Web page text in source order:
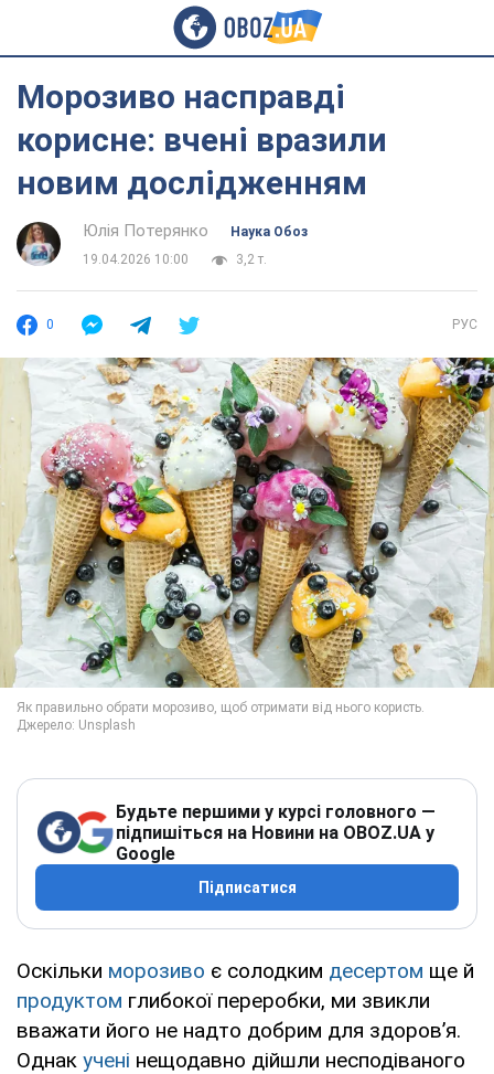
Морозиво насправді
корисне: вчені вразили
новим дослідженням
Юлія Потерянко
Наука Обоз
19.04.2026 10:00
3,2 т.
0 РУС
Будьте першими у курсі головного —
підпишіться на Новини на OBOZ.UA у
Google
Підписатися
Оскільки морозиво є солодким десертом ще й
продуктом глибокої переробки, ми звикли
вважати його не надто добрим для здоров’я.
Однак учені нещодавно дійшли несподіваного